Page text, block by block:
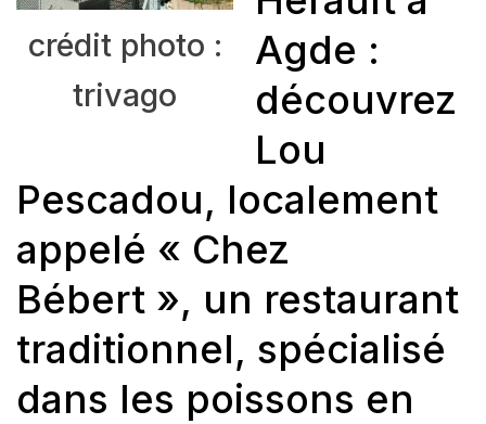
crédit photo :
trivago
Agde :
découvrez
Lou
Pescadou, localement
appelé « Chez
Bébert », un restaurant
traditionnel, spécialisé
dans les poissons en